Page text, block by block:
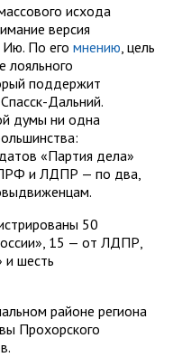
исхода
версия
По его мнению , цель
лояльного
поддержит
Дальний.
думы ни одна
«Партия дела»
и ЛДПР — по два,
50
15 — от ЛДПР,
и шесть
районе региона
Прохорского